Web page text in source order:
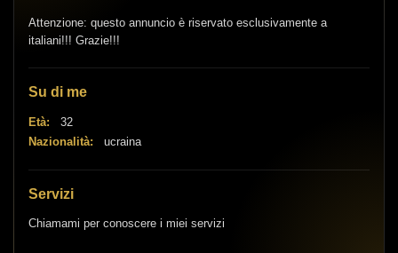
Attenzione: questo annuncio è riservato esclusivamente a
italiani!!! Grazie!!!
Su di me
Età:
32
Nazionalità:
ucraina
Servizi
Chiamami per conoscere i miei servizi